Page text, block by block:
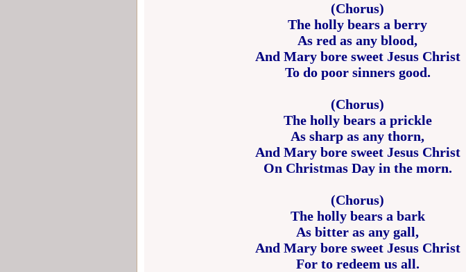
(Chorus)
The holly bears a berry
As red as any blood,
And Mary bore sweet Jesus Christ
To do poor sinners good.
(Chorus)
The holly bears a prickle
As sharp as any thorn,
And Mary bore sweet Jesus Christ
On Christmas Day in the morn.
(Chorus)
The holly bears a bark
As bitter as any gall,
And Mary bore sweet Jesus Christ
For to redeem us all.